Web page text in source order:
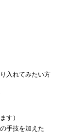
入れてみたい方
す）
手技を加えた